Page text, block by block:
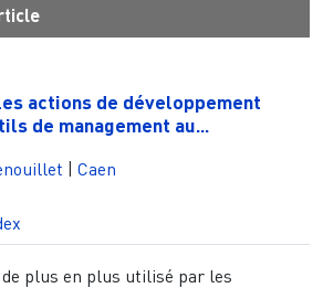
actions de développement
de management au...
| Caen
de plus en plus utilisé par les